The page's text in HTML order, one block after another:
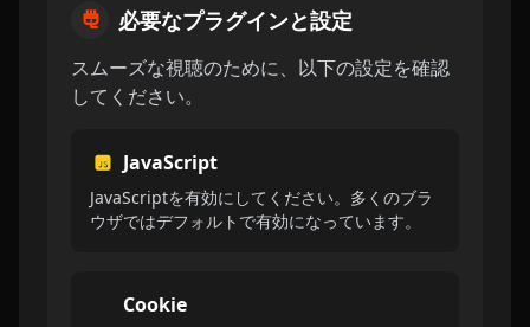
必要なプラグインと設定
スムーズな視聴のために、以下の設定を確認
してください。
JavaScript
JavaScriptを有効にしてください。多くのブラ
ウザではデフォルトで有効になっています。
Cookie